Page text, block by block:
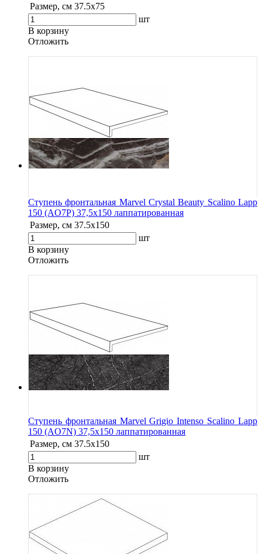
Размер, см 37.5x75
шт
В корзину
Oтложить
Ступень фронтальная Marvel Crystal Beauty Scalino Lapp
150 (AO7P) 37,5x150 лаппатированная
Размер, см 37.5x150
шт
В корзину
Oтложить
Ступень фронтальная Marvel Grigio Intenso Scalino Lapp
150 (AO7N) 37,5x150 лаппатированная
Размер, см 37.5x150
шт
В корзину
Oтложить